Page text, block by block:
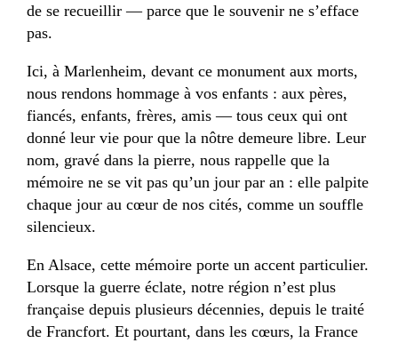
de se recueillir — parce que le souvenir ne s’efface
pas.
Ici, à Marlenheim, devant ce monument aux morts,
nous rendons hommage à vos enfants : aux pères,
fiancés, enfants, frères, amis — tous ceux qui ont
donné leur vie pour que la nôtre demeure libre. Leur
nom, gravé dans la pierre, nous rappelle que la
mémoire ne se vit pas qu’un jour par an : elle palpite
chaque jour au cœur de nos cités, comme un souffle
silencieux.
En Alsace, cette mémoire porte un accent particulier.
Lorsque la guerre éclate, notre région n’est plus
française depuis plusieurs décennies, depuis le traité
de Francfort. Et pourtant, dans les cœurs, la France